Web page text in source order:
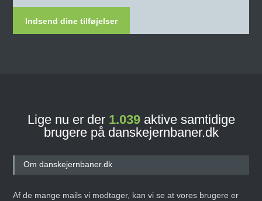
Indsend dine tilføjelser
Lige nu er der 1.039aktive samtidige
brugere på danskejernbaner.dk
Om danskejernbaner.dk
Af de mange mails vi modtager, kan vi se at vores brugere er